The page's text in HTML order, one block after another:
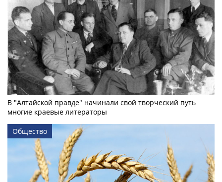
В "Алтайской правде" начинали свой творческий путь
многие краевые литераторы
Общество